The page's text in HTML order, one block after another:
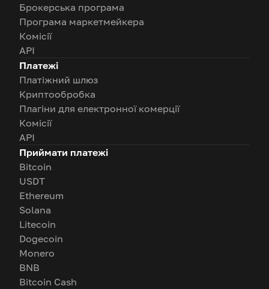
Брокерська програма
Програма маркетмейкера
Комісії
API
Платежі
Платіжний шлюз
Криптообробка
Плагіни для електронної комерції
Комісії
API
Приймати платежі
Bitcoin
USDT
Ethereum
Solana
Litecoin
Dogecoin
Monero
BNB
Bitcoin Cash